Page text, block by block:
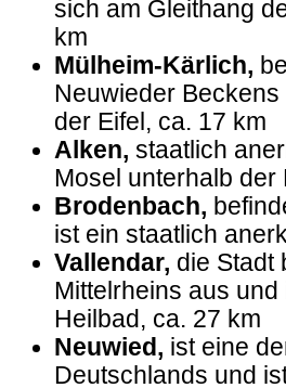
sich am Gleithang
km
Mülheim-Kärlich,
Neuwieder
der Eifel, ca. 17 km
Alken, staatlich
Mosel unterhalb der
Brodenbach,
ist ein staatlich
Vallendar, die Stadt
Mittelrheins aus
Heilbad, ca. 27 km
Neuwied, ist eine
Deutschlands und